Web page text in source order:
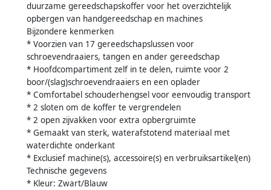
duurzame gereedschapskoffer voor het overzichtelijk
opbergen van handgereedschap en machines
Bijzondere kenmerken
* Voorzien van 17 gereedschapslussen voor
schroevendraaiers, tangen en ander gereedschap
* Hoofdcompartiment zelf in te delen, ruimte voor 2
boor/(slag)schroevendraaiers en een oplader
* Comfortabel schouderhengsel voor eenvoudig transport
* 2 sloten om de koffer te vergrendelen
* 2 open zijvakken voor extra opbergruimte
* Gemaakt van sterk, waterafstotend materiaal met
waterdichte onderkant
* Exclusief machine(s), accessoire(s) en verbruiksartikel(en)
Technische gegevens
* Kleur: Zwart/Blauw